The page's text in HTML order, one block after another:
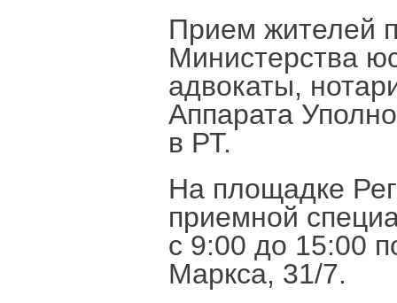
Прием жителей
Министерства
адвокаты,
Аппарата
в РТ.
На площадке
приемной
с 9:00 до 15:00
Маркса, 31/7.